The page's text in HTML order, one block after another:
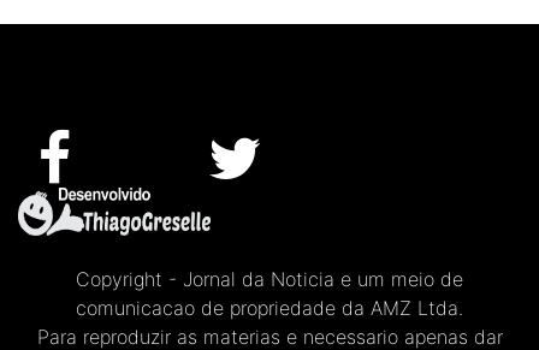
Copyright - Jornal da Noticia e um meio de
comunicacao de propriedade da AMZ Ltda.
Para reproduzir as materias e necessario apenas dar